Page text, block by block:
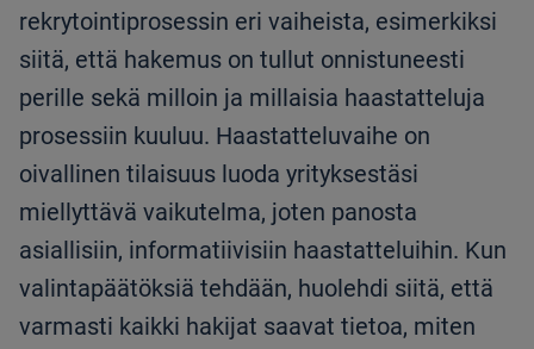
rekrytointiprosessin eri vaiheista, esimerkiksi
siitä, että hakemus on tullut onnistuneesti
perille sekä milloin ja millaisia haastatteluja
prosessiin kuuluu. Haastatteluvaihe on
oivallinen tilaisuus luoda yrityksestäsi
miellyttävä vaikutelma, joten panosta
asiallisiin, informatiivisiin haastatteluihin. Kun
valintapäätöksiä tehdään, huolehdi siitä, että
varmasti kaikki hakijat saavat tietoa, miten